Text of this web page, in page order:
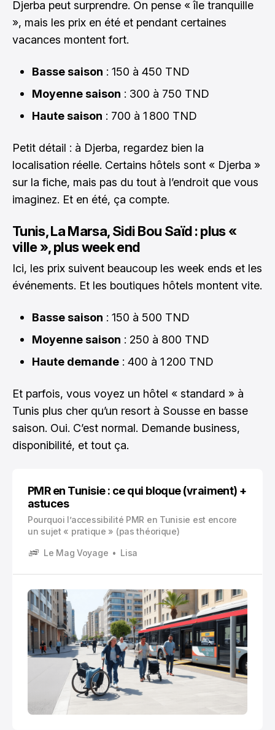
Djerba peut surprendre. On pense « île tranquille
», mais les prix en été et pendant certaines
vacances montent fort.
Basse saison : 150 à 450 TND
Moyenne saison : 300 à 750 TND
Haute saison : 700 à 1 800 TND
Petit détail : à Djerba, regardez bien la
localisation réelle. Certains hôtels sont « Djerba »
sur la fiche, mais pas du tout à l’endroit que vous
imaginez. Et en été, ça compte.
Tunis, La Marsa, Sidi Bou Saïd : plus «
ville », plus week end
Ici, les prix suivent beaucoup les week ends et les
événements. Et les boutiques hôtels montent vite.
Basse saison : 150 à 500 TND
Moyenne saison : 250 à 800 TND
Haute demande : 400 à 1 200 TND
Et parfois, vous voyez un hôtel « standard » à
Tunis plus cher qu’un resort à Sousse en basse
saison. Oui. C’est normal. Demande business,
disponibilité, et tout ça.
PMR en Tunisie : ce qui bloque (vraiment) +
astuces
Pourquoi l’accessibilité PMR en Tunisie est encore
un sujet « pratique » (pas théorique)
Le Mag Voyage Lisa